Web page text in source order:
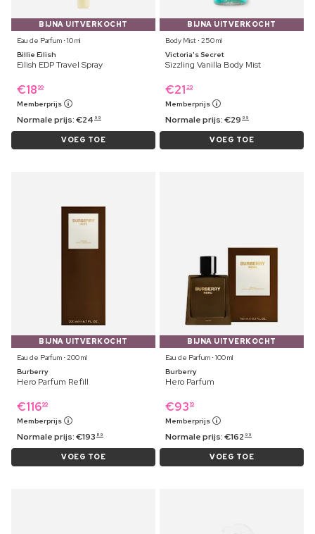
BIJNA UITVERKOCHT
Eau de Parfum ⋅ 10 ml
Billie Eilish
Eilish EDP Travel Spray
€18 99
Memberprijs
Normale prijs:€24 99
VOEG TOE
BIJNA UITVERKOCHT
Body Mist ⋅ 250 ml
Victoria's Secret
Sizzling Vanilla Body Mist
€21 29
Memberprijs
Normale prijs:€29 99
VOEG TOE
BIJNA UITVERKOCHT
Eau de Parfum ⋅ 200 ml
Burberry
Hero Parfum Refill
€11699
Memberprijs
Normale prijs:€193 89
VOEG TOE
BIJNA UITVERKOCHT
Eau de Parfum ⋅ 100 ml
Burberry
Hero Parfum
€93 19
Memberprijs
Normale prijs:€162 99
VOEG TOE